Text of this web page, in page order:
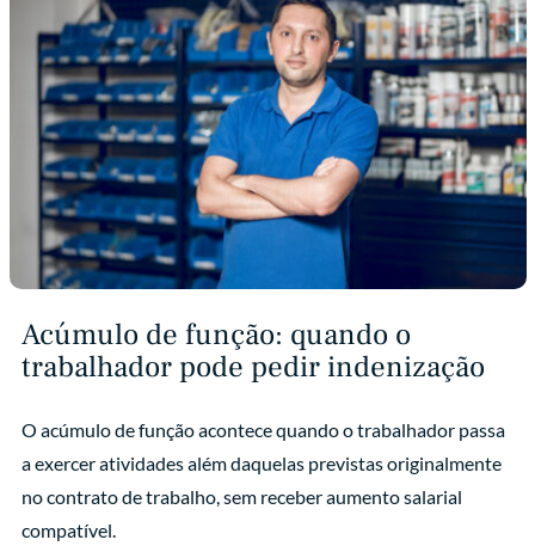
Acúmulo de função: quando o
trabalhador pode pedir indenização
O acúmulo de função acontece quando o trabalhador passa
a exercer atividades além daquelas previstas originalmente
no contrato de trabalho, sem receber aumento salarial
compatível.